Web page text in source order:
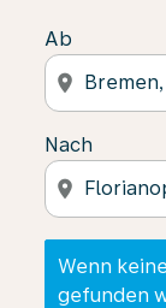
Ab
location_on
Nach
location_on
Wenn
gefunden